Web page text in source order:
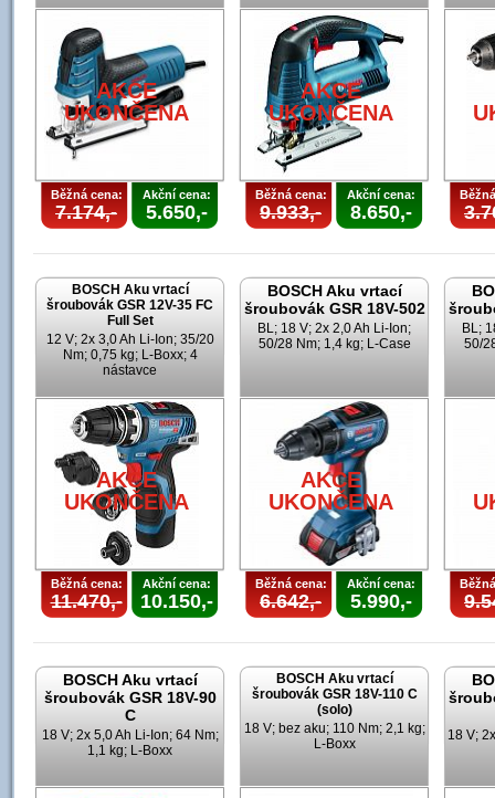
AKCE
UKONČENA
Běžná cena:
7.174,-
Akční cena:
5.650,-
AKCE
UKONČENA
Běžná cena:
9.933,-
Akční cena:
8.650,-
BOSCH Aku vrtací
šroubovák GSR 12V-35 FC
Full Set
12 V; 2x 3,0 Ah Li-Ion; 35/20
Nm; 0,75 kg; L-Boxx; 4
nástavce
AKCE
UKONČENA
Běžná cena:
11.470,-
Akční cena:
10.150,-
BOSCH Aku vrtací
šroubovák GSR 18V-502
BL; 18 V; 2x 2,0 Ah Li-Ion;
50/28 Nm; 1,4 kg; L-Case
AKCE
UKONČENA
Běžná cena:
6.642,-
Akční cena:
5.990,-
BL;
50/
BOSCH Aku vrtací
šroubovák GSR 18V-90
C
18 V; 2x 5,0 Ah Li-Ion; 64 Nm;
1,1 kg; L-Boxx
BOSCH Aku vrtací
šroubovák GSR 18V-110 C
(solo)
18 V; bez aku; 110 Nm; 2,1 kg;
L-Boxx
18 V;